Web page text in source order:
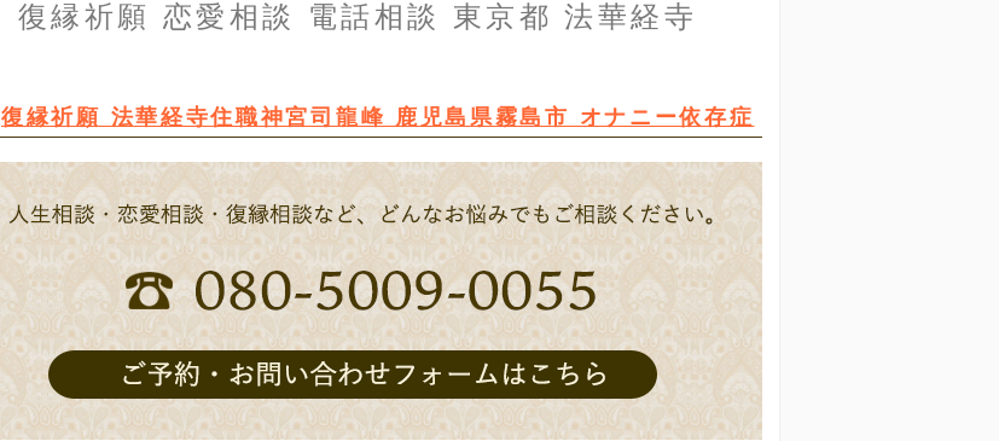
復縁祈願 恋愛相談 電話相談 東京都 法華経寺
復縁祈願 法華経寺住職神宮司龍峰 鹿児島県霧島市 オナニー依存症